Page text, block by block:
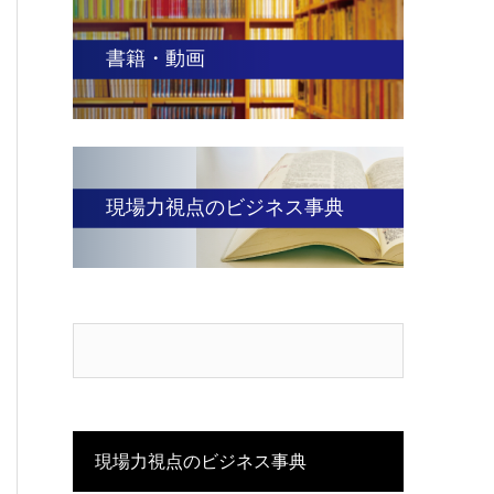
書籍・動画
現場力視点のビジネス事典
現場力視点のビジネス事典